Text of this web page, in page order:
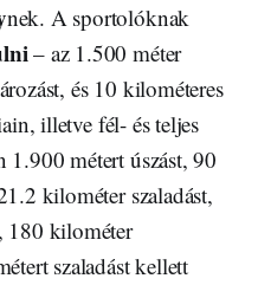
nek. A sportolóknak
– az 1.500 méter
és 10 kilométeres
illetve fél- és teljes
métert úszást, 90
kilométer szaladást,
180 kilométer
szaladást kellett